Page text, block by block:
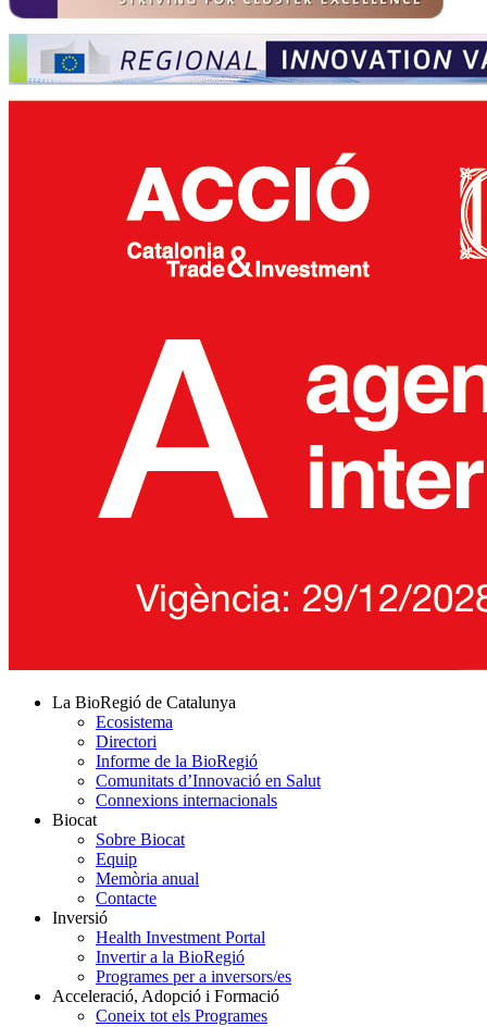
La BioRegió de Catalunya
Ecosistema
Directori
Informe de la BioRegió
Comunitats d’Innovació en Salut
Connexions internacionals
Biocat
Sobre Biocat
Equip
Memòria anual
Contacte
Inversió
Health Investment Portal
Invertir a la BioRegió
Programes per a inversors/es
Acceleració, Adopció i Formació
Coneix tot els Programes